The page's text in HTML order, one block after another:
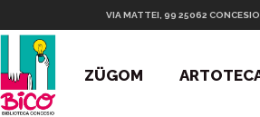
VIA MATTEI, 99 25062
ZÜGOM